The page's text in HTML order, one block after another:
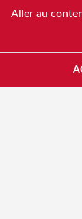
Aller au